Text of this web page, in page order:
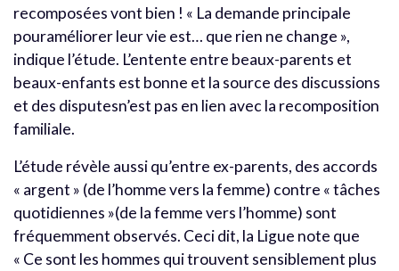
recomposées vont bien ! « La demande principale
pouraméliorer leur vie est… que rien ne change »,
indique l’étude. L’entente entre beaux-parents et
beaux-enfants est bonne et la source des discussions
et des disputesn’est pas en lien avec la recomposition
familiale.
L’étude révèle aussi qu’entre ex-parents, des accords
« argent » (de l’homme vers la femme) contre « tâches
quotidiennes »(de la femme vers l’homme) sont
fréquemment observés. Ceci dit, la Ligue note que
« Ce sont les hommes qui trouvent sensiblement plus